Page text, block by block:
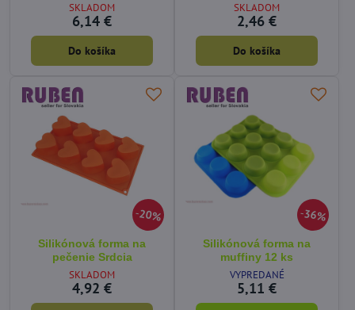
SKLADOM
6,14 €
Do košíka
SKLADOM
2,46 €
Do košíka
20%
Silikónová forma na
pečenie Srdcia
SKLADOM
4,92 €
36%
Silikónová forma na
muffiny 12 ks
VYPREDANÉ
5,11 €